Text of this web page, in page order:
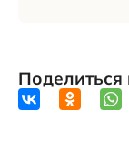
Поделиться